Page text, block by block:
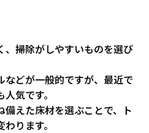
、掃除がしやすいものを選び
などが一般的ですが、最近で
気です。
えた床材を選ぶことで、ト
ります。